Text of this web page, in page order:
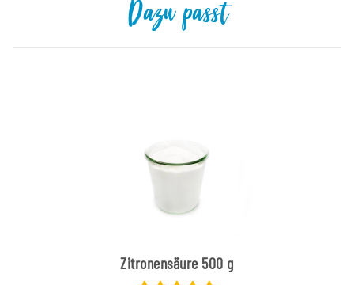
Dazu passt
Zitronensäure 500 g